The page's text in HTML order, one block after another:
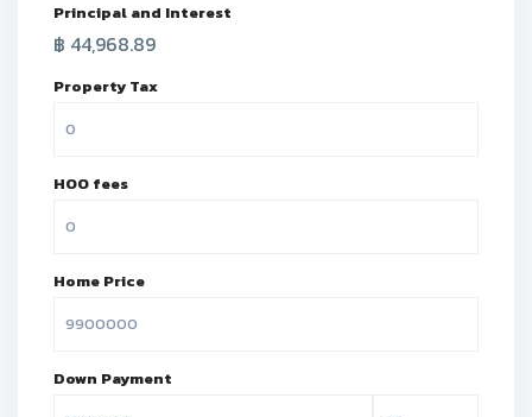
Principal and Interest
฿ 44,968.89
Property Tax
HOO fees
Home Price
Down Payment